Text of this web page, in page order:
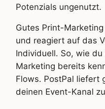
Potenzials ungenutzt.
Gutes Print-
und reagiert auf das
Individuell. So, wie
Marketing bereits
Flows. PostPal liefert
deinen Event-Kanal